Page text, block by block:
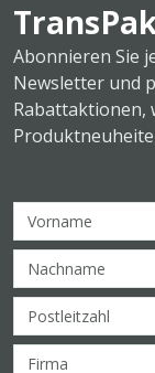
Abonnieren Sie
Newsletter und
Rabattaktionen,